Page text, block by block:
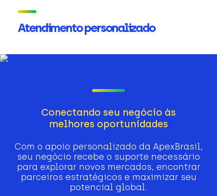
Atendimento personalizado
Conectando seu negócio às
melhores oportunidades
Com o apoio personalizado da ApexBrasil,
seu negócio recebe o suporte necessário
para explorar novos mercados, encontrar
parceiros estratégicos e maximizar seu
potencial global.